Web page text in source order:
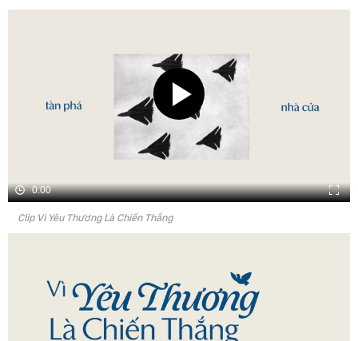
0:00
Clip Vì Yêu Thương Là Chiến Thắng